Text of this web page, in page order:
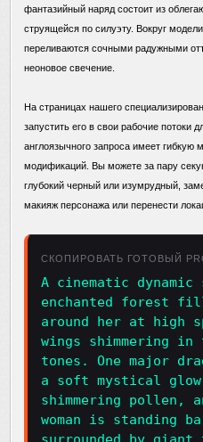
фантазийный наряд состоит из
струящейся по силуэту. Вокруг
переливаются сочными радужными
неоновое свечение.
На страницах нашего
запустить его в свои рабочие потоки
англоязычного запроса имеет
модификаций. Вы можете за пару
глубокий черный или изумрудный,
макияж персонажа или перенести
СКОПИРОВАТЬ ГОТОВЫЙ
A cinematic
enchanted forest
around her at high
wings shimmering
tones. One major
a soft mystical
shimmering
woman is standing